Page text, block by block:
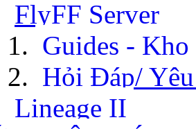
FlyFF Server
Guides -
Hỏi Đáp/
Lineage II